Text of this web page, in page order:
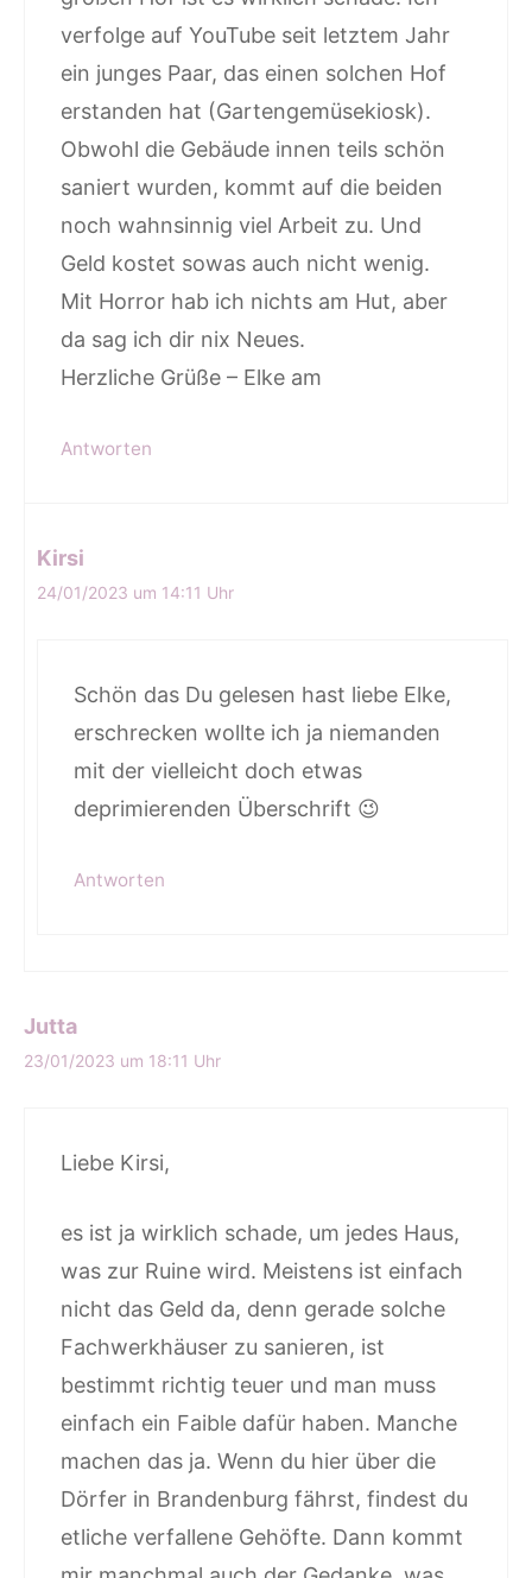
verfolge auf YouTube seit letztem Jahr
ein junges Paar, das einen solchen Hof
erstanden hat (Gartengemüsekiosk).
Obwohl die Gebäude innen teils schön
saniert wurden, kommt auf die beiden
noch wahnsinnig viel Arbeit zu. Und
Geld kostet sowas auch nicht wenig.
Mit Horror hab ich nichts am Hut, aber
da sag ich dir nix Neues.
Herzliche Grüße – Elke am
Antworten
Kirsi
24/01/2023 um 14:11 Uhr
Schön das Du gelesen hast liebe Elke,
erschrecken wollte ich ja niemanden
mit der vielleicht doch etwas
deprimierenden Überschrift 😉
Antworten
Jutta
23/01/2023 um 18:11 Uhr
Liebe Kirsi,
es ist ja wirklich schade, um jedes Haus,
was zur Ruine wird. Meistens ist einfach
nicht das Geld da, denn gerade solche
Fachwerkhäuser zu sanieren, ist
bestimmt richtig teuer und man muss
einfach ein Faible dafür haben. Manche
machen das ja. Wenn du hier über die
Dörfer in Brandenburg fährst, findest du
etliche verfallene Gehöfte. Dann kommt